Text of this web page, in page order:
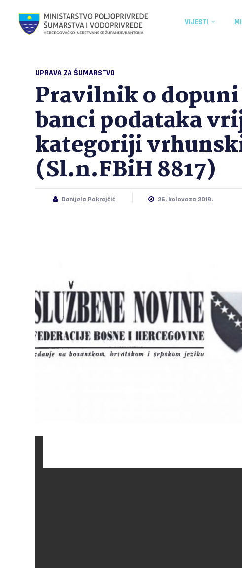
VIJESTI
UPRAVA ZA ŠUMARSTVO
Pravilnik o
banci podataka
kategoriji
(Sl.n.FBiH 8817)
Danijela Pokrajčić 26. kolovoza 2019.